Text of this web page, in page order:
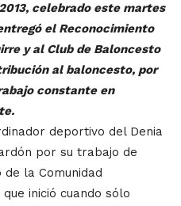
celebrado este martes
el Reconocimiento
y al Club de Baloncesto
al baloncesto, por
constante en
deportivo del Denia
por su trabajo de
la Comunidad
inició cuando sólo